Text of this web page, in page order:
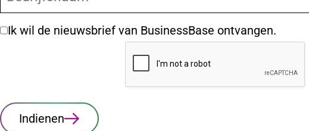
Ik wil de nieuwsbrief van BusinessBase ontvangen.
Indienen